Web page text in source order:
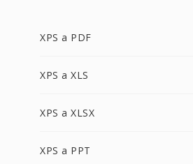
XPS a PDF
XPS a XLS
XPS a XLSX
XPS a PPT